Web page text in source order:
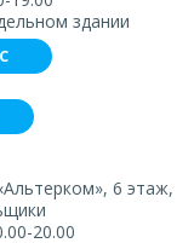
здании
6 этаж,
20.00